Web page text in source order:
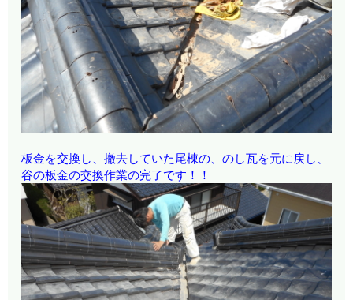
板金を交換し、撤去していた尾棟の、のし瓦を元に戻し、
谷の板金の交換作業の完了です！！